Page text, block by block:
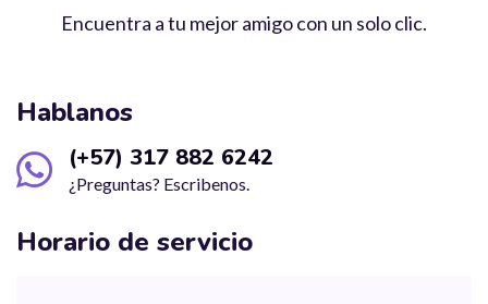
Encuentra a tu mejor amigo con un solo clic.
Hablanos
(+57) 317 882 6242
¿Preguntas? Escribenos.
Horario de servicio